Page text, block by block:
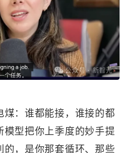
：谁都能接，谁接的都
型把你上季度的妙手提
，是你那套循环、那些